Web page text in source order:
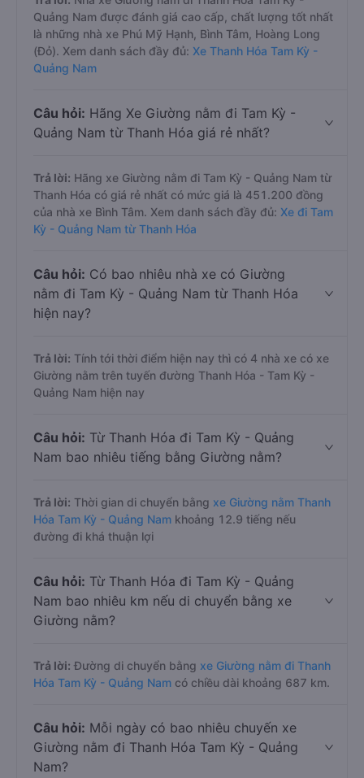
Quảng Nam được đánh giá cao cấp, chất lượng tốt nhất
là những nhà xe Phú Mỹ Hạnh, Bình Tâm, Hoàng Long
(Đỏ). Xem danh sách đầy đủ: Xe Thanh Hóa Tam Kỳ -
Quảng Nam
Câu hỏi: Hãng Xe Giường nằm đi Tam Kỳ -
Quảng Nam từ Thanh Hóa giá rẻ nhất?
Trả lời: Hãng xe Giường nằm đi Tam Kỳ - Quảng Nam từ
Thanh Hóa có giá rẻ nhất có mức giá là 451.200 đồng
của nhà xe Bình Tâm. Xem danh sách đầy đủ: Xe đi Tam
Kỳ - Quảng Nam từ Thanh Hóa
Câu hỏi: Có bao nhiêu nhà xe có Giường
nằm đi Tam Kỳ - Quảng Nam từ Thanh Hóa
hiện nay?
Trả lời: Tính tới thời điểm hiện nay thì có 4 nhà xe có xe
Giường nằm trên tuyến đường Thanh Hóa - Tam Kỳ -
Quảng Nam hiện nay
Câu hỏi: Từ Thanh Hóa đi Tam Kỳ - Quảng
Nam bao nhiêu tiếng bằng Giường nằm?
Trả lời: Thời gian di chuyển bằng xe Giường nằm Thanh
Hóa Tam Kỳ - Quảng Nam khoảng 12.9 tiếng nếu
đường đi khá thuận lợi
Câu hỏi: Từ Thanh Hóa đi Tam Kỳ - Quảng
Nam bao nhiêu km nếu di chuyển bằng xe
Giường nằm?
Trả lời: Đường di chuyển bằng xe Giường nằm đi Thanh
Hóa Tam Kỳ - Quảng Nam có chiều dài khoảng 687 km.
Câu hỏi: Mỗi ngày có bao nhiêu chuyến xe
Giường nằm đi Thanh Hóa Tam Kỳ - Quảng
Nam?